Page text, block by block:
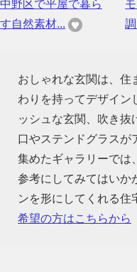
中野区で平屋で暮ら
す自然素材...
おしゃれな玄関は、住
わりを持ってデザイン
ッシュな玄関、吹き抜
口やステンドグラスが
集めたギャラリーでは
参考にしてみてはいか
ンを形にしてくれる住
希望の方はこちらから